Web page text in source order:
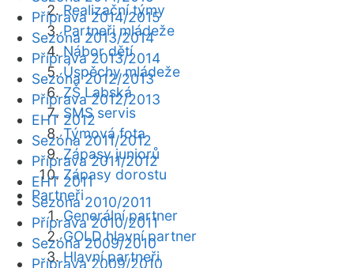
Realizační týmy
Partneři mládeže
Nábor dětí
Úspěchy mládeže
ZŠ Labská
SMS servis
Týmová fota
Zápasy juniorů
Zápasy dorostu
Partneři
Generální partner
GOLD hlavní partner
Hlavní partneři
Příprava 2014/2015
Sezóna 2013/2014
Příprava 2013/2014
Sezóna 2012/2013
Příprava 2012/2013
EHT 2012
Sezóna 2011/2012
Příprava 2011/2012
EHT 2011
Sezóna 2010/2011
Příprava 2010/2011
Sezóna 2009/2010
Příprava 2009/2010